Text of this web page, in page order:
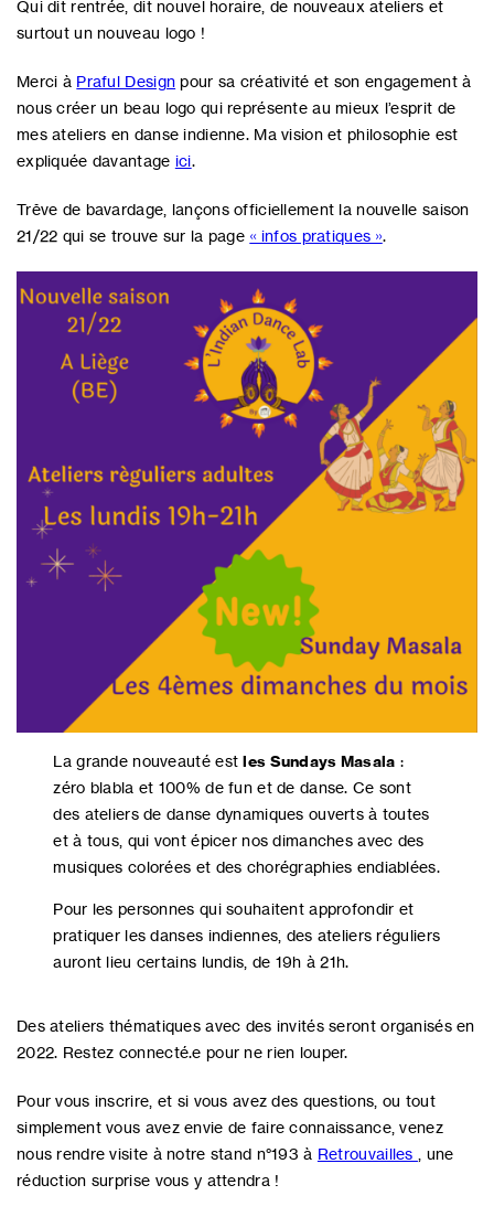
Qui dit rentrée, dit nouvel horaire, de nouveaux ateliers et
surtout un nouveau logo !
Merci à Praful Design pour sa créativité et son engagement à
nous créer un beau logo qui représente au mieux l’esprit de
mes ateliers en danse indienne. Ma vision et philosophie est
expliquée davantage ici.
Trêve de bavardage, lançons officiellement la nouvelle saison
21/22 qui se trouve sur la page « infos pratiques ».
La grande nouveauté estles Sundays Masala :
zéro blabla et 100% de fun et de danse. Ce sont
des ateliers de danse dynamiques ouverts à toutes
et à tous, qui vont épicer nos dimanches avec des
musiques colorées et des chorégraphies endiablées.
Pour les personnes qui souhaitent approfondir et
pratiquer les danses indiennes, des ateliers réguliers
auront lieu certains lundis, de 19h à 21h.
Des ateliers thématiques avec des invités seront organisés en
2022. Restez connecté.e pour ne rien louper.
Pour vous inscrire, et si vous avez des questions, ou tout
simplement vous avez envie de faire connaissance, venez
nous rendre visite à notre stand n°193 à Retrouvailles
, une
réduction surprise vous y attendra !